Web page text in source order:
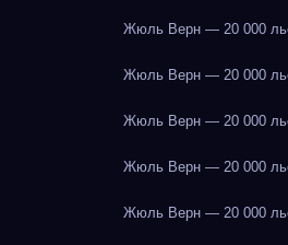
Жюль Верн — 20 000
Жюль Верн — 20 000
Жюль Верн — 20 000
Жюль Верн — 20 000
Жюль Верн — 20 000